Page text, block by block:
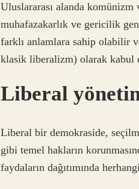
Uluslararası alanda
muhafazakarlık ve gericilik
farklı anlamlara sahip olabilir
klasik liberalizm) olarak kabul
Liberal
Liberal bir demokraside,
gibi temel hakların
faydaların dağıtımında